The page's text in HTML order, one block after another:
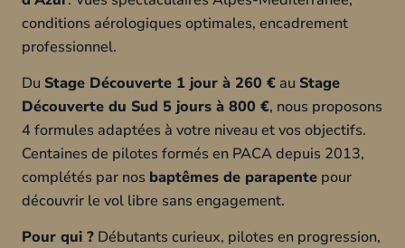
conditions aérologiques optimales, encadrement
professionnel.
Du Stage Découverte 1 jour à 260 € au Stage
Découverte du Sud 5 jours à 800 €, nous proposons
4 formules adaptées à votre niveau et vos objectifs.
Centaines de pilotes formés en PACA depuis 2013,
complétés par nos baptêmes de parapente pour
découvrir le vol libre sans engagement.
Pour qui ? Débutants curieux, pilotes en progression,